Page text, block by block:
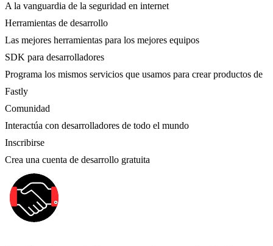
A la vanguardia de la seguridad en internet
Herramientas de desarrollo
Las mejores herramientas para los mejores equipos
SDK para desarrolladores
Programa los mismos servicios que usamos para crear productos de
Fastly
Comunidad
Interactúa con desarrolladores de todo el mundo
Inscribirse
Crea una cuenta de desarrollo gratuita